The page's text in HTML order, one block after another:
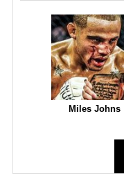
Miles Johns